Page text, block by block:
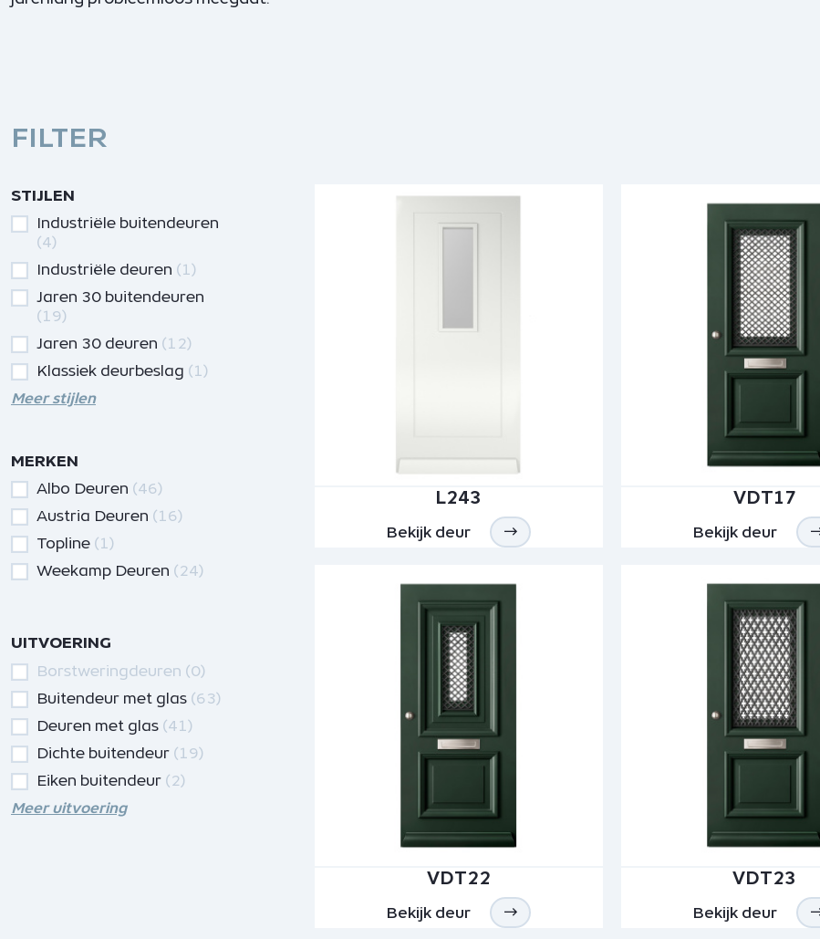
FILTER
STIJLEN
Industriële buitendeuren
(4)
Industriële deuren (1)
Jaren 30 buitendeuren
(19)
Jaren 30 deuren (12)
Klassiek deurbeslag (1)
Meer stijlen
MERKEN
Albo Deuren (46)
Austria Deuren (16)
Topline (1)
Weekamp Deuren (24)
UITVOERING
Borstweringdeuren (0)
Buitendeur met glas (63)
Deuren met glas (41)
Dichte buitendeur (19)
Eiken buitendeur (2)
Meer uitvoering
L243
Bekijk deur
VDT17
Bekijk deur
VDT22
Bekijk deur
VDT23
Bekijk deur